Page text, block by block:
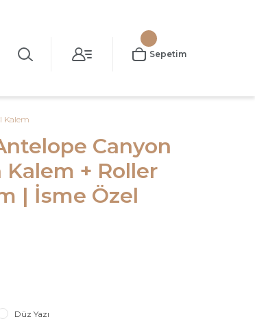
Sepetim
Kalem
Canyon
+ Roller
| İsme Özel
Düz Yazı